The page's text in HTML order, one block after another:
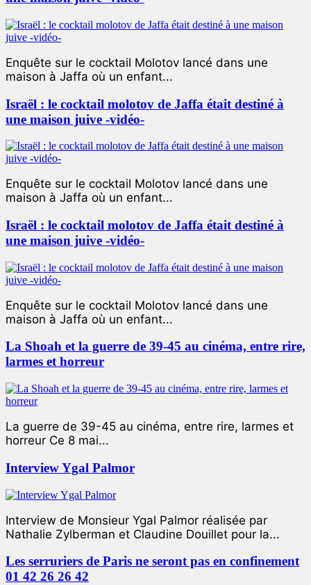
Enquête sur le cocktail Molotov lancé dans une
maison à Jaffa où un enfant...
Israël : le cocktail molotov de Jaffa était destiné à
une maison juive -vidéo-
Enquête sur le cocktail Molotov lancé dans une
maison à Jaffa où un enfant...
Israël : le cocktail molotov de Jaffa était destiné à
une maison juive -vidéo-
Enquête sur le cocktail Molotov lancé dans une
maison à Jaffa où un enfant...
La Shoah et la guerre de 39-45 au cinéma, entre rire,
larmes et horreur
La guerre de 39-45 au cinéma, entre rire, larmes et
horreur Ce 8 mai...
Interview Ygal Palmor
Interview de Monsieur Ygal Palmor réalisée par
Nathalie Zylberman et Claudine Douillet pour la...
Les serruriers de Paris ne seront pas en confinement
01 42 26 26 42